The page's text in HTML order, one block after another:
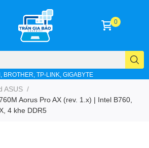
BROTHER, TP-LINK, GIGABYTE
0
ASUS /
Aorus Pro AX (rev. 1.x) | Intel B760,
4 khe DDR5